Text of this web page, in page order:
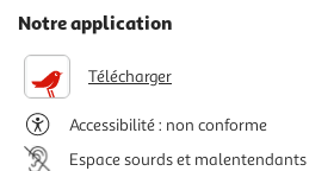
Notre application
Télécharger
Accessibilité : non conforme
Espace sourds et malentendants